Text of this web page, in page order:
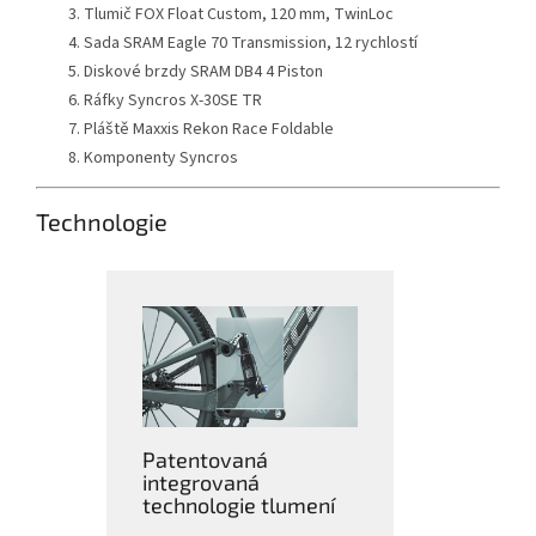
Tlumič FOX Float Custom, 120 mm, TwinLoc
Sada SRAM Eagle 70 Transmission, 12 rychlostí
Diskové brzdy SRAM DB4 4 Piston
Ráfky Syncros X-30SE TR
Pláště Maxxis Rekon Race Foldable
Komponenty Syncros
Technologie
Patentovaná
integrovaná
technologie tlumení